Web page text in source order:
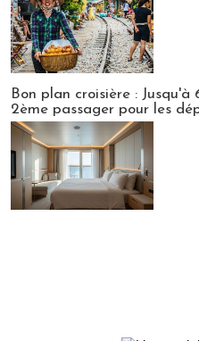
Bon plan croisière :
2ème passager pour les